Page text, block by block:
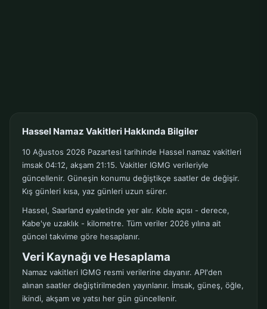
Hassel Namaz Vakitleri Hakkında Bilgiler
10 Ağustos 2026 Pazartesi tarihinde Hassel namaz vakitleri
imsak 04:12, akşam 21:15. Vakitler IGMG verileriyle
güncellenir. Güneşin konumu değiştikçe saatler de değişir.
Kış günleri kısa, yaz günleri uzun sürer.
Hassel, Saarland eyaletinde yer alır. Kıble açısı - derece,
Kabe'ye uzaklık - kilometre. Tüm veriler 2026 yılına ait
güncel takvime göre hesaplanır.
Veri Kaynağı ve Hesaplama
Namaz vakitleri IGMG resmi verilerine dayanır. API'den
alınan saatler değiştirilmeden yayınlanır. İmsak, güneş, öğle,
ikindi, akşam ve yatsı her gün güncellenir.